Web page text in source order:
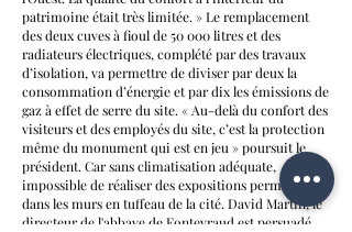
patrimoine était très limitée. » Le remplacement
des deux cuves à fioul de 50 000 litres et des
radiateurs électriques, complété par des travaux
d’isolation, va permettre de diviser par deux la
consommation d’énergie et par dix les émissions de
gaz à effet de serre du site. « Au-delà du confort des
visiteurs et des employés du site, c’est la protection
même du monument qui est en jeu » poursuit le
président. Car sans climatisation adéquate,
impossible de réaliser des expositions permanentes
dans les murs en tuffeau de la cité. David Martin, le
directeur de l'abbaye de Fontevraud est persuadé